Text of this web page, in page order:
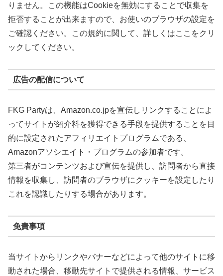
りません。この機能はCookieを無効にすることで収集を
拒否することが出来ますので、お使いのブラウザの設定を
ご確認ください。この規約に関して、詳しくはここをクリ
ックしてください。
広告の配信について
FKG Partyは、Amazon.co.jpを宣伝しリンクすることによ
ってサイトが紹介料を獲得できる手段を提供することを目
的に設定されたアフィリエイトプログラムである、
Amazonアソシエイト・プログラムの参加者です。
第三者がコンテンツおよび宣伝を提供し、訪問者から直接
情報を収集し、訪問者のブラウザにクッキーを設定したり
これを認識したりする場合があります。
免責事項
当サイトからリンクやバナーなどによって他のサイトに移
動された場合、移動先サイトで提供される情報、サービス